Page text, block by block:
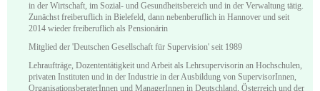
in der Wirtschaft, im Sozial- und Gesundheitsbereich und in der Verwaltung tätig.
Zunächst freiberuflich in Bielefeld, dann nebenberuflich in Hannover und seit
2014 wieder freiberuflich als Pensionärin
Mitglied der 'Deutschen Gesellschaft für Supervision' seit 1989
Lehraufträge, Dozententätigkeit und Arbeit als Lehrsupervisorin an Hochschulen,
privaten Instituten und in der Industrie in der Ausbildung von SupervisorInnen,
OrganisationsberaterInnen und ManagerInnen in Deutschland, Österreich und der